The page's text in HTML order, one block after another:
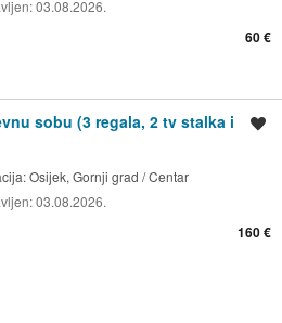
03.08.2026.
60 €
sobu (3 regala, 2 tv stalka i
Osijek, Gornji grad / Centar
03.08.2026.
160 €